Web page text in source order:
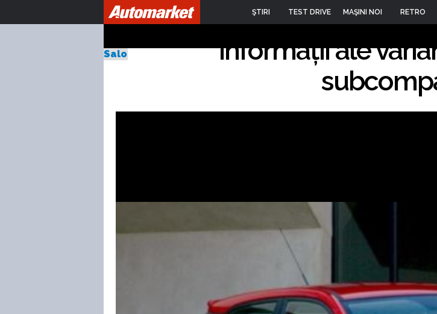
ŞTIRI TEST DRIVE MAŞINI NOI RETRO
Salonul Auto de la Frankfurt 2015
Hyundai i20 N Sport:
informații ale